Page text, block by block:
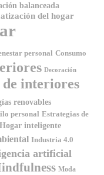
balanceada
del hogar
personal Consumo
Decoración
de interiores
renovables
personal Estrategias de
Hogar inteligente
Industria 4.0
artificial
Moda